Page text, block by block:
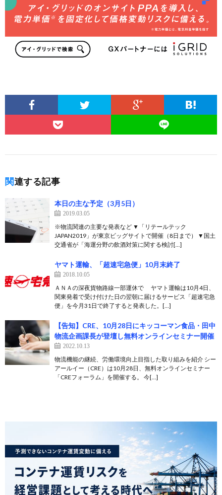
関連する記事
本日の主な予定（3月5日）
2019.03.05
※物流関連の主要な発表など ▼「リテールテック
JAPAN2019」が東京ビッグサイトで開催（8日まで） ▼国土
交通省が「海運分野の飲酒対策に関する検討[…]
ヤマト運輸、「超速宅急便」10月末終了
2018.10.05
ＡＮＡの深夜貨物路線一部運休で ヤマト運輸は10月4日、
関東発着で受け付けた日の翌朝に届けるサービス「超速宅急
便」を今月31日で終了すると発表した。[…]
【告知】CRE、10月28日にキッコーマン食品・田中
物流企画課長が登壇し無料オンラインセミナー開催
2022.10.13
物流機能の継続、労働環境向上目指した取り組みを紹介 シー
アールイー（CRE）は10月28日、無料オンラインセミナー
「CREフォーラム」を開催する。 今[…]